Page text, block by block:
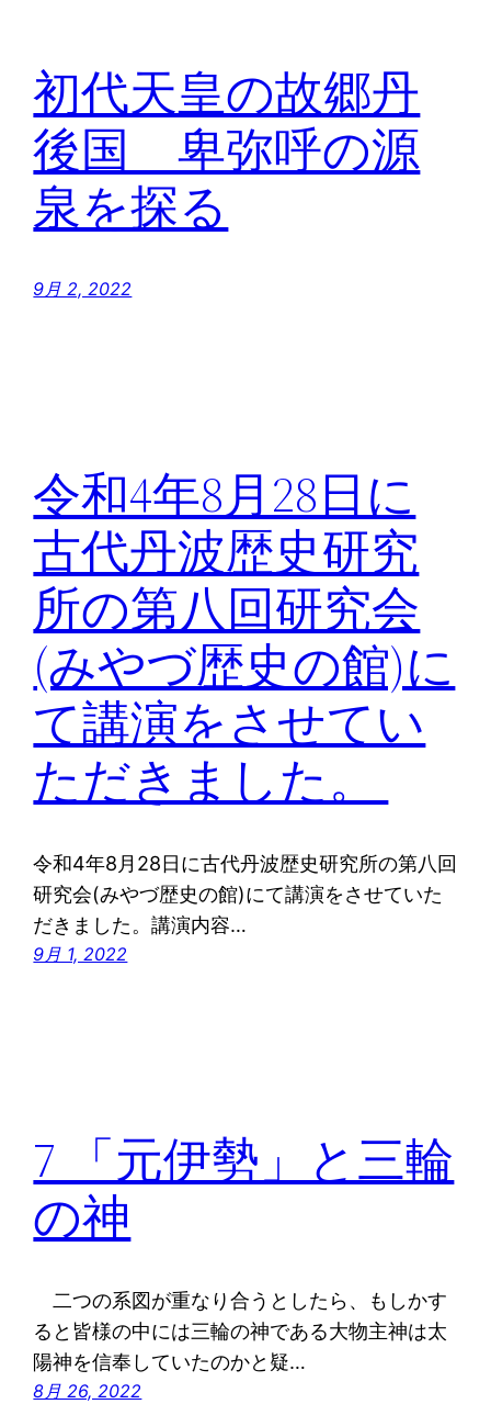
初代天皇の故郷丹
後国 卑弥呼の源
泉を探る
9月 2, 2022
令和4年8月28日に
古代丹波歴史研究
所の第八回研究会
(みやづ歴史の館)に
て講演をさせてい
ただきました。
令和4年8月28日に古代丹波歴史研究所の第八回
研究会(みやづ歴史の館)にて講演をさせていた
だきました。講演内容…
9月 1, 2022
7 「元伊勢」と三輪
の神
二つの系図が重なり合うとしたら、もしかす
ると皆様の中には三輪の神である大物主神は太
陽神を信奉していたのかと疑…
8月 26, 2022